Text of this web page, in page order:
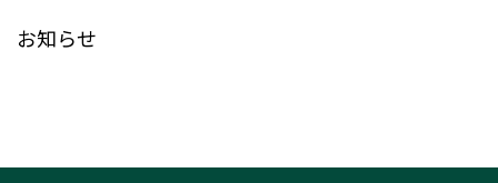
お知らせ